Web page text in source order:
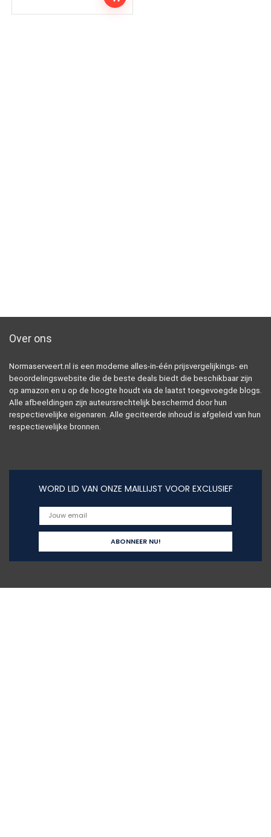
Over ons
Normaserveert.nl is een moderne alles-in-één prijsvergelijkings- en
beoordelingswebsite die de beste deals biedt die beschikbaar zijn
op amazon en u op de hoogte houdt via de laatst toegevoegde blogs.
Alle afbeeldingen zijn auteursrechtelijk beschermd door hun
respectievelijke eigenaren. Alle geciteerde inhoud is afgeleid van hun
respectievelijke bronnen.
WORD LID VAN ONZE MAILLIJST VOOR EXCLUSIEF